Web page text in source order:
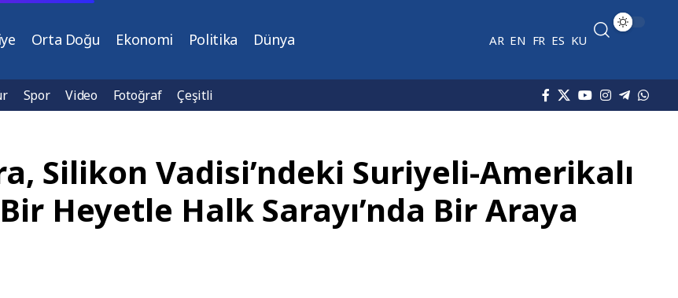
Orta Doğu Ekonomi Politika Dünya AR EN FR ES KU
Spor Video Fotoğraf Çeşitli
Silikon Vadisi’ndeki Suriyeli-Amerikalı
Heyetle Halk Sarayı’nda Bir Araya